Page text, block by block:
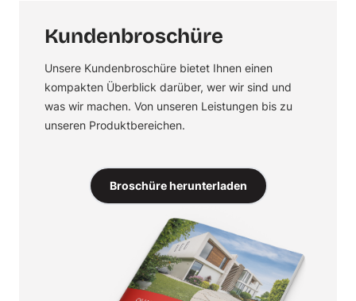
Kundenbroschüre
Unsere Kundenbroschüre bietet Ihnen einen
kompakten Überblick darüber, wer wir sind und
was wir machen. Von unseren Leistungen bis zu
unseren Produktbereichen.
Broschüre herunterladen